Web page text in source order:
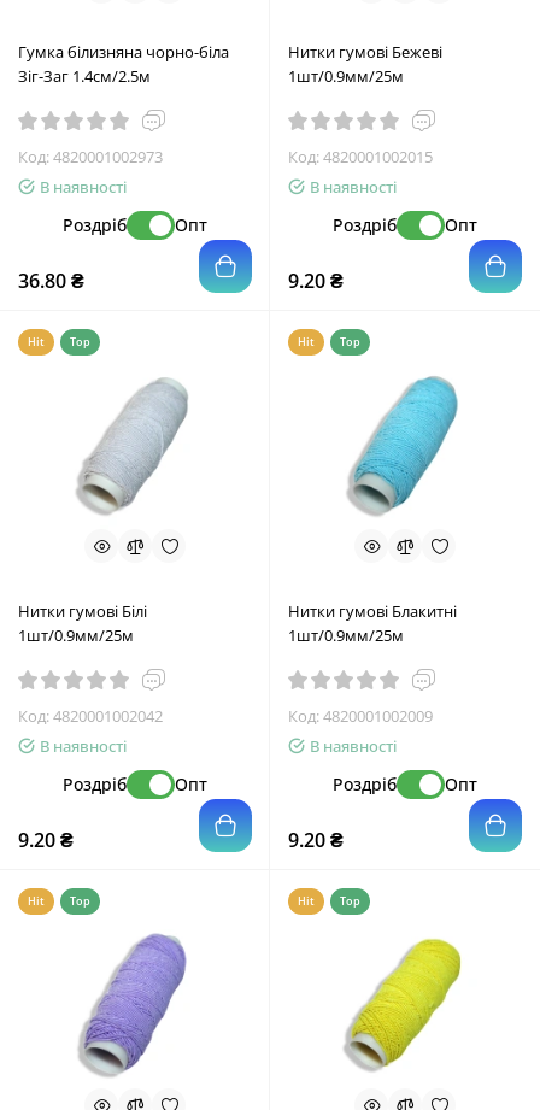
Гумка білизняна чорно-біла
Зіг-Заг 1.4см/2.5м
Код:4820001002973
В наявності
Роздріб Опт
36.80 ₴
Нитки гумові Бежеві
1шт/0.9мм/25м
Код:4820001002015
В наявності
Роздріб Опт
9.20 ₴
Hit Top
Нитки гумові Білі
1шт/0.9мм/25м
Код:4820001002042
В наявності
Роздріб Опт
9.20 ₴
Hit Top
Нитки гумові Блакитні
1шт/0.9мм/25м
Код:4820001002009
В наявності
Роздріб Опт
9.20 ₴
Hit Top Hit Top